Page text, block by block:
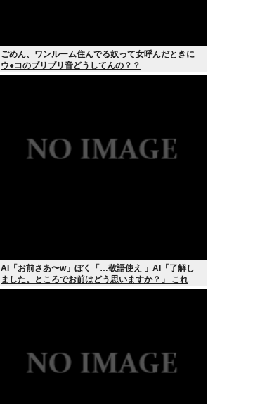
ごめん、ワンルーム住んでる奴って女呼んだときに
ウ●コのブリブリ音どうしてんの？？
AI「お前さあ〜w」ぼく「…敬語使え 」AI「了解し
ました。ところでお前はどう思いますか？」 これ